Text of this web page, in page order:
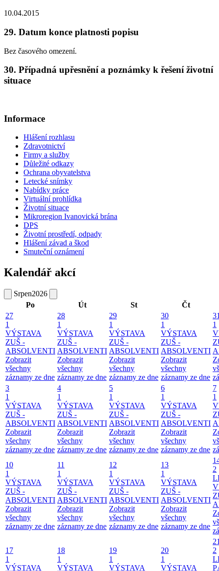
10.04.2015
29. Datum konce platnosti popisu
Bez časového omezení.
30. Případná upřesnění a poznámky k řešení životní
situace
Informace
Hlášení rozhlasu
Zdravotnictví
Firmy a služby
Důležité odkazy
Ochrana obyvatelstva
Letecké snímky
Nabídky práce
Virtuální prohlídka
Životní situace
Mikroregion Ivanovická brána
DPS
Životní prostředí, odpady
Hlášení závad a škod
Smuteční oznámení
Kalendář akcí
Srpen2026
Po
Út St
Čt
27
1
VÝSTAVA
ZUŠ -
ABSOLVENTI
Zobrazit
všechny
záznamy ze dne
28
1
VÝSTAVA
ZUŠ -
ABSOLVENTI
Zobrazit
všechny
záznamy ze dne
29
1
VÝSTAVA
ZUŠ -
ABSOLVENTI
Zobrazit
všechny
záznamy ze dne
30
1
VÝSTAVA
ZUŠ -
ABSOLVENTI
Zobrazit
všechny
záznamy ze dne
1
3
1
VÝSTAVA
ZUŠ -
ABSOLVENTI
Zobrazit
všechny
záznamy ze dne
4
1
VÝSTAVA
ZUŠ -
ABSOLVENTI
Zobrazit
všechny
záznamy ze dne
5
1
VÝSTAVA
ZUŠ -
ABSOLVENTI
Zobrazit
všechny
záznamy ze dne
6
1
VÝSTAVA
ZUŠ -
ABSOLVENTI
Zobrazit
všechny
záznamy ze dne
7
1
10
1
VÝSTAVA
ZUŠ -
ABSOLVENTI
Zobrazit
všechny
záznamy ze dne
11
1
VÝSTAVA
ZUŠ -
ABSOLVENTI
Zobrazit
všechny
záznamy ze dne
12
1
VÝSTAVA
ZUŠ -
ABSOLVENTI
Zobrazit
všechny
záznamy ze dne
13
1
VÝSTAVA
ZUŠ -
ABSOLVENTI
Zobrazit
všechny
záznamy ze dne
2
17
1
VÝSTAVA
18
1
VÝSTAVA
19
1
VÝSTAVA
20
1
VÝSTAVA
2